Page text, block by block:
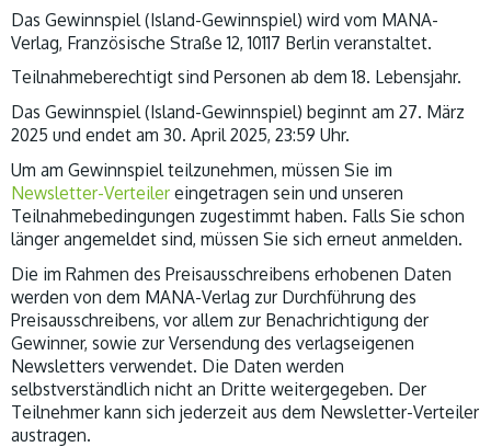
Das Gewinnspiel (Island-Gewinnspiel) wird vom MANA-
Verlag, Französische Straße 12, 10117 Berlin veranstaltet.
Teilnahmeberechtigt sind Personen ab dem 18. Lebensjahr.
Das Gewinnspiel (Island-Gewinnspiel) beginnt am 27. März
2025 und endet am 30. April 2025, 23:59 Uhr.
Um am Gewinnspiel teilzunehmen, müssen Sie im
Newsletter-Verteiler eingetragen sein und unseren
Teilnahmebedingungen zugestimmt haben. Falls Sie schon
länger angemeldet sind, müssen Sie sich erneut anmelden.
Die im Rahmen des Preisausschreibens erhobenen Daten
werden von dem MANA-Verlag zur Durchführung des
Preisausschreibens, vor allem zur Benachrichtigung der
Gewinner, sowie zur Versendung des verlagseigenen
Newsletters verwendet. Die Daten werden
selbstverständlich nicht an Dritte weitergegeben. Der
Teilnehmer kann sich jederzeit aus dem Newsletter-Verteiler
austragen.